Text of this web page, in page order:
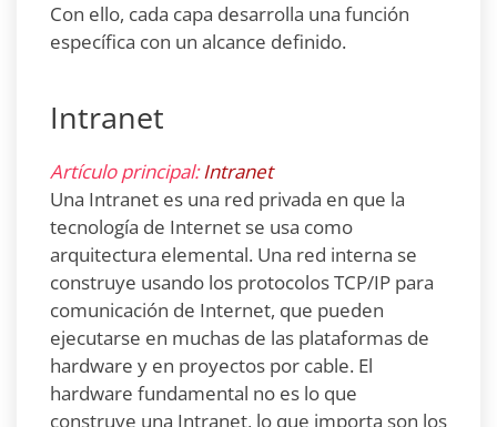
Con ello, cada capa desarrolla una función
específica con un alcance definido.
Intranet
Artículo principal:Intranet
Una Intranet es una red privada en que la
tecnología de Internet se usa como
arquitectura elemental. Una red interna se
construye usando los protocolos TCP/IP para
comunicación de Internet, que pueden
ejecutarse en muchas de las plataformas de
hardware y en proyectos por cable. El
hardware fundamental no es lo que
construye una Intranet, lo que importa son los